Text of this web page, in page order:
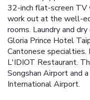
32-inch flat-screen TV
work out at the well-
rooms. Laundry and
Gloria Prince Hotel
Cantonese specialties.
L'IDIOT Restaurant.
Songshan Airport and
International Airport.